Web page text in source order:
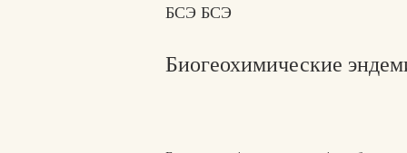
БСЭ БСЭ
Биогеохимические